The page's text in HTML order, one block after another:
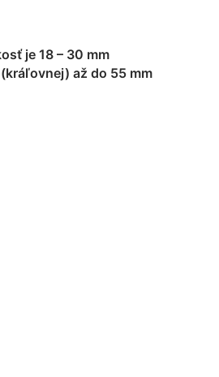
je 18 – 30 mm
až do 55 mm